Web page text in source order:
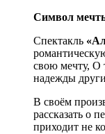
Символ
Спектакль
свою мечту, О
надежды
В своём
рассказать о
приходит не